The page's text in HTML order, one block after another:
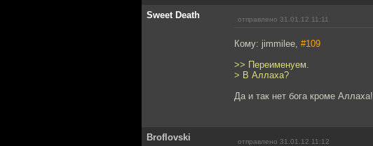
Sweet Death отправлено 31.01.12 11:11
Кому: jimmilee, #109
>> Переименуем.
> В Аллаха?
Да и так нет бога кроме Аллаха!
Broflovski отправлено 31.01.12 11:12